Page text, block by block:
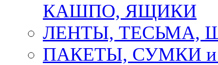
КАШПО, ЯЩИКИ
ЛЕНТЫ, ТЕСЬМА,
ПАКЕТЫ, СУМКИ